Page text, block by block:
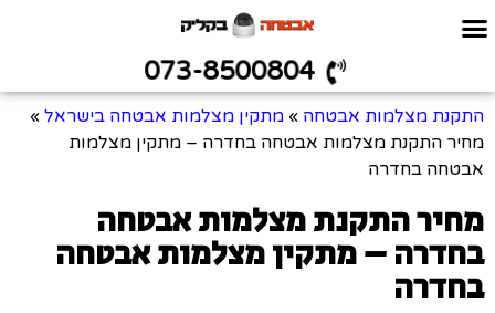
073-8500804
התקנת מצלמות אבטחה » מתקין מצלמות אבטחה בישראל »
מחיר התקנת מצלמות אבטחה בחדרה – מתקין מצלמות
אבטחה בחדרה
מחיר התקנת מצלמות אבטחה
בחדרה – מתקין מצלמות אבטחה
בחדרה